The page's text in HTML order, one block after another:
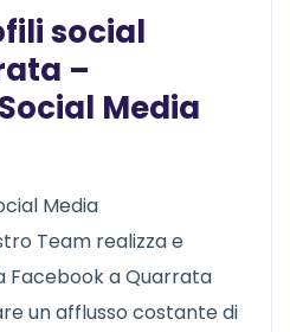
social
–
Media
Media
Team realizza e
Facebook a Quarrata
un afflusso costante di